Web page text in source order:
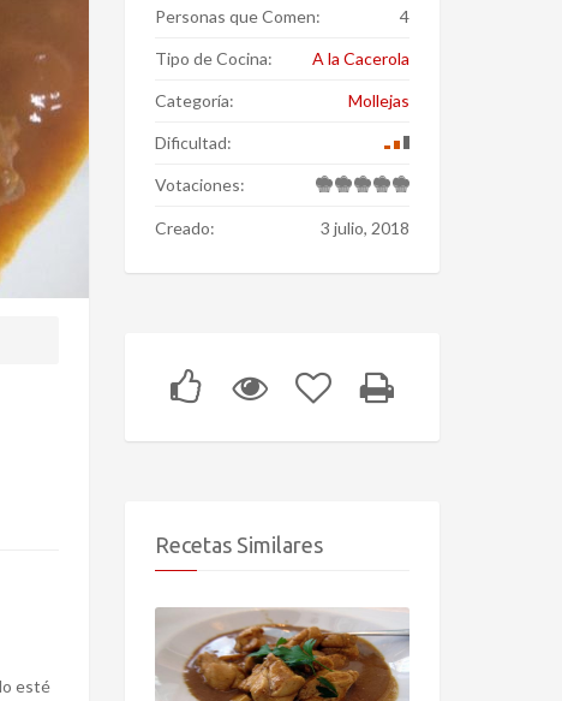
esté
Personas que Comen: 4
Tipo de Cocina: A la Cacerola
Categoría: Mollejas
Dificultad:
Votaciones:
Creado: 3 julio, 2018
Recetas Similares